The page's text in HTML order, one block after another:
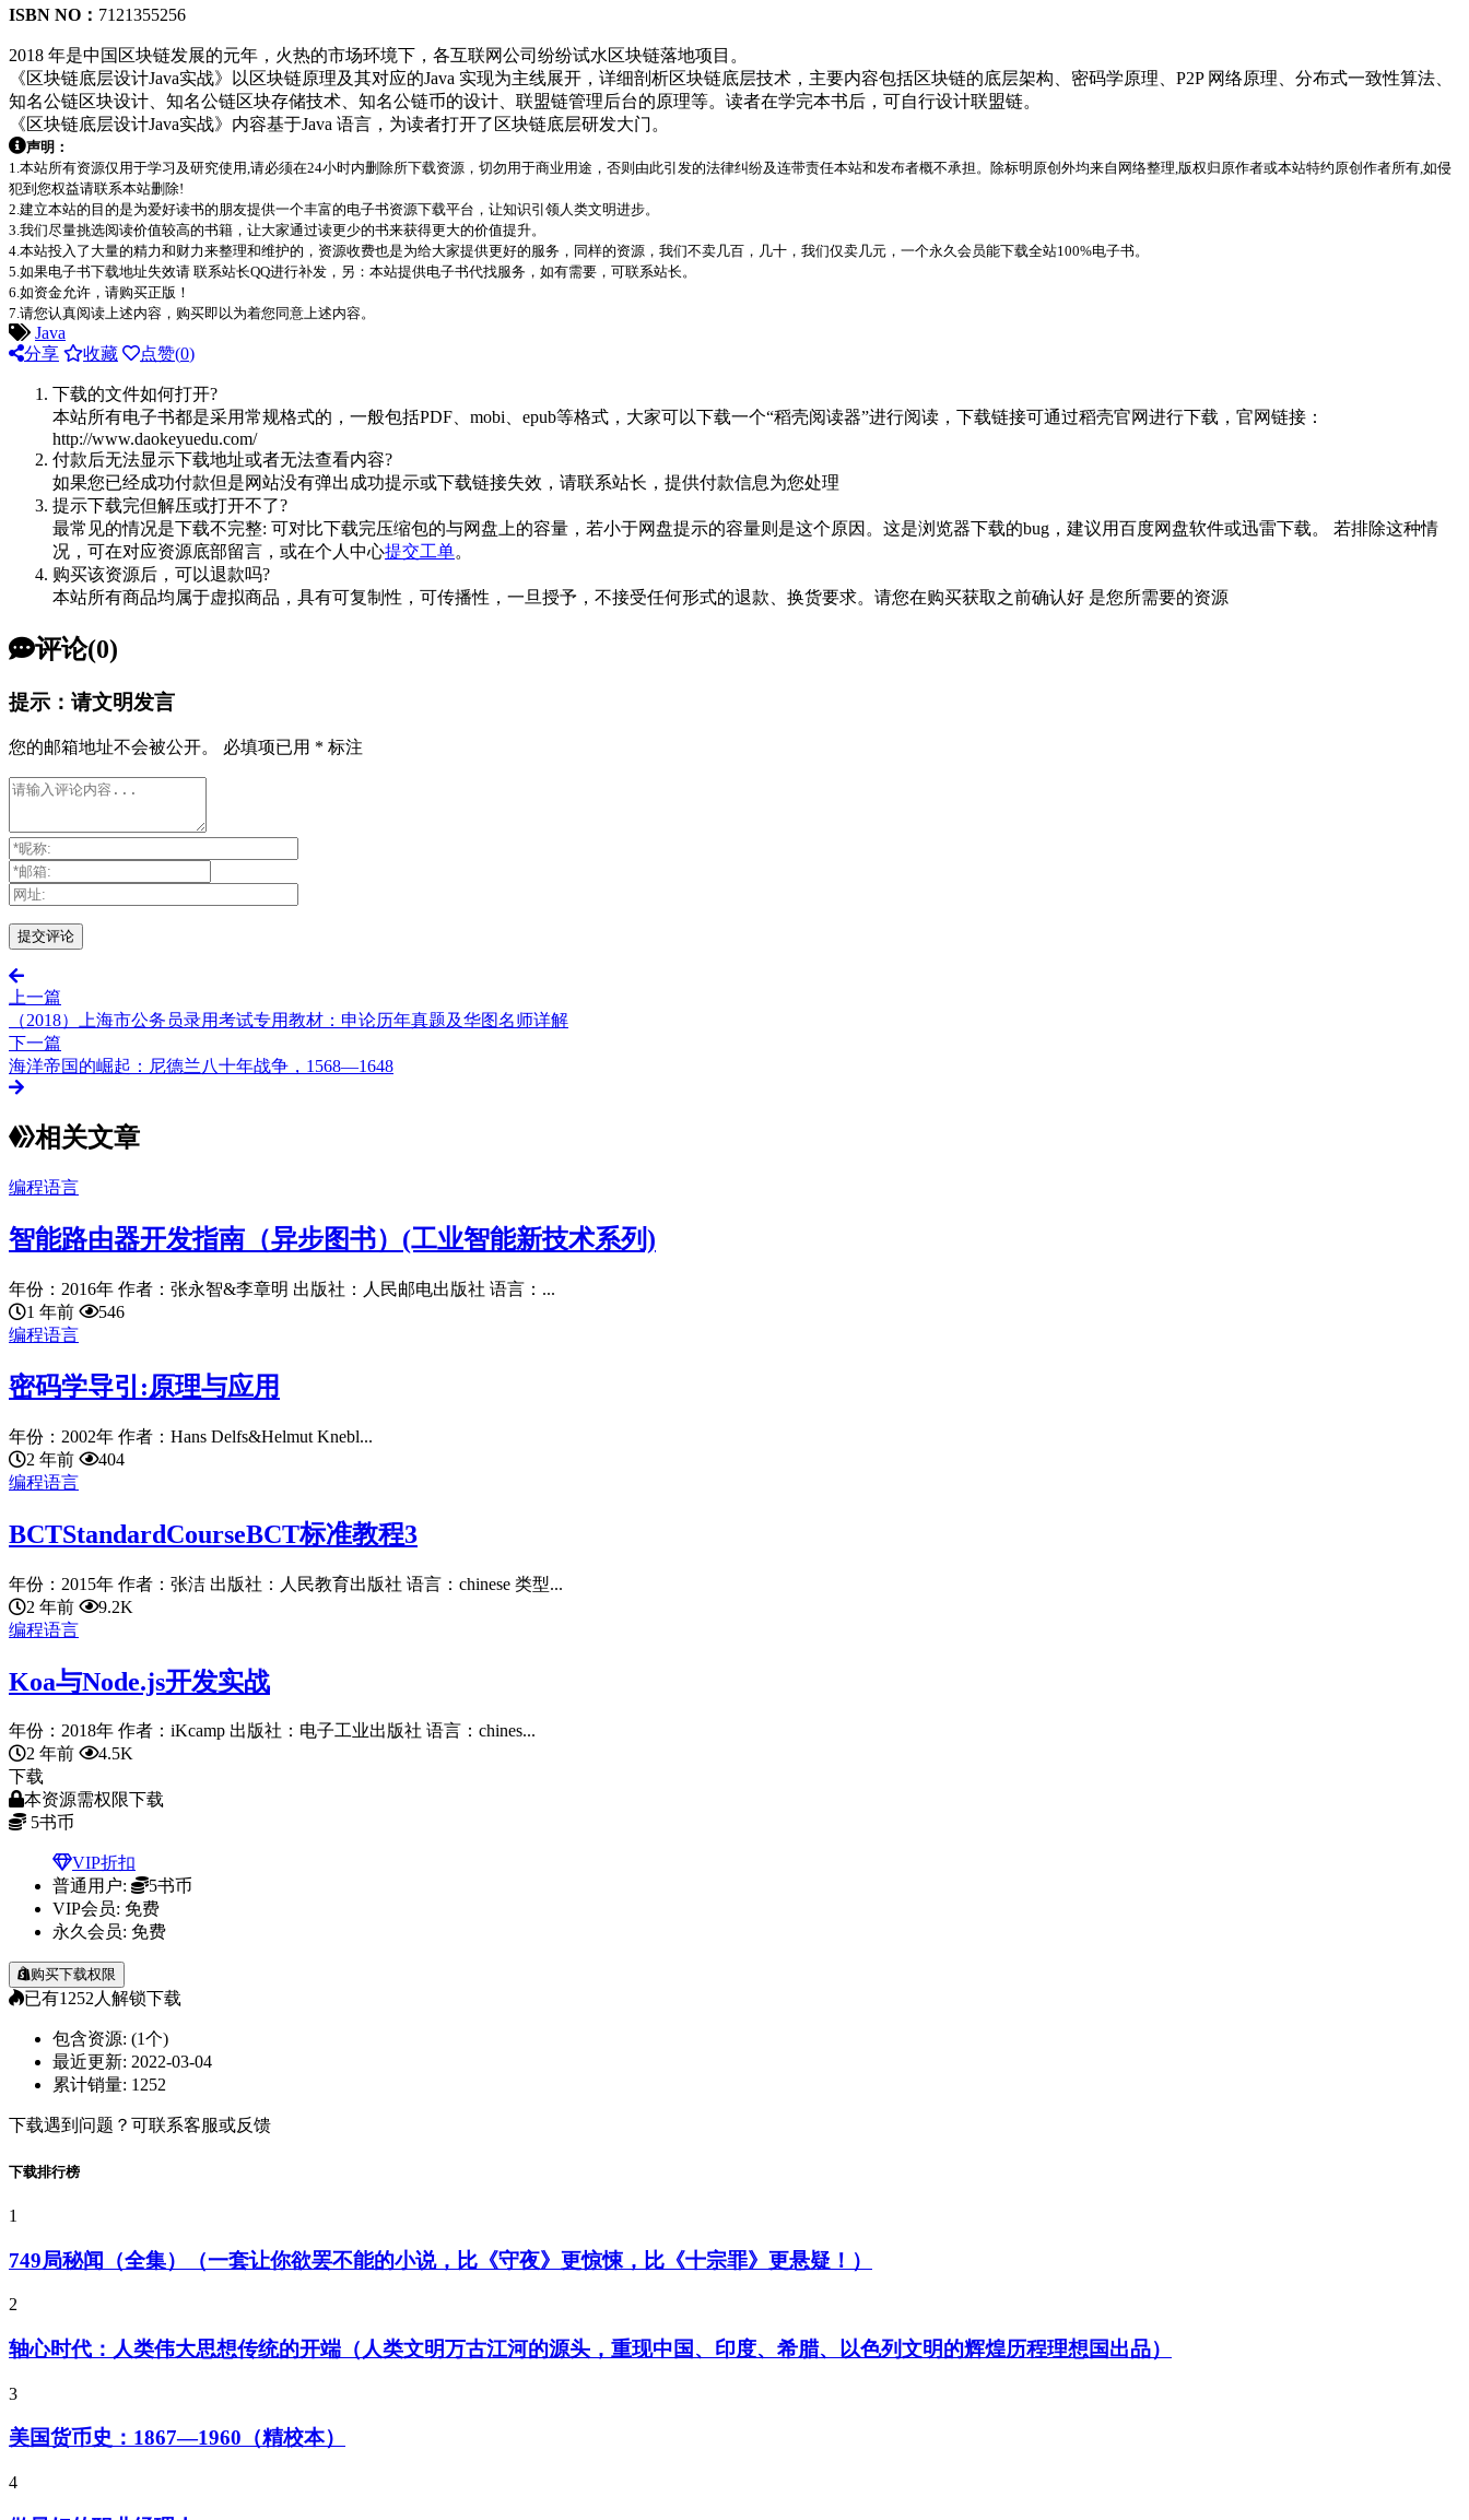
ISBN NO： 7121355256
2018 年是中国区块链发展的元年，火热的市场环境下，各互联网公司纷纷试水区块链落地项目。
《区块链底层设计Java实战》以区块链原理及其对应的Java 实现为主线展开，详细剖析区块链底层技术，主要内容包括区块链的底层架构、密码学原理、P2P 网络原理、分布式一致性算法、
知名公链区块设计、知名公链区块存储技术、知名公链币的设计、联盟链管理后台的原理等。读者在学完本书后，可自行设计联盟链。
《区块链底层设计Java实战》内容基于Java 语言，为读者打开了区块链底层研发大门。
声明：
1.本站所有资源仅用于学习及研究使用,请必须在24小时内删除所下载资源，切勿用于商业用途，否则由此引发的法律纠纷及连带责任本站和发布者概不承担。除标明原创外均来自网络整理,版权归原作者或本站特约原创作者所有,如侵
犯到您权益请联系本站删除!
2.建立本站的目的是为爱好读书的朋友提供一个丰富的电子书资源下载平台，让知识引领人类文明进步。
3.我们尽量挑选阅读价值较高的书籍，让大家通过读更少的书来获得更大的价值提升。
4.本站投入了大量的精力和财力来整理和维护的，资源收费也是为给大家提供更好的服务，同样的资源，我们不卖几百，几十，我们仅卖几元，一个永久会员能下载全站100%电子书。
5.如果电子书下载地址失效请 联系站长QQ进行补发，另：本站提供电子书代找服务，如有需要，可联系站长。
6.如资金允许，请购买正版！
7.请您认真阅读上述内容，购买即以为着您同意上述内容。
Java
分享
收藏 点赞(0)
下载的文件如何打开?
本站所有电子书都是采用常规格式的，一般包括PDF、mobi、epub等格式，大家可以下载一个“稻壳阅读器”进行阅读，下载链接可通过稻壳官网进行下载，官网链接：
http://www.daokeyuedu.com/
付款后无法显示下载地址或者无法查看内容?
如果您已经成功付款但是网站没有弹出成功提示或下载链接失效，请联系站长，提供付款信息为您处理
提示下载完但解压或打开不了?
最常见的情况是下载不完整: 可对比下载完压缩包的与网盘上的容量，若小于网盘提示的容量则是这个原因。这是浏览器下载的bug，建议用百度网盘软件或迅雷下载。 若排除这种情
况，可在对应资源底部留言，或在个人中心提交工单。
购买该资源后，可以退款吗?
本站所有商品均属于虚拟商品，具有可复制性，可传播性，一旦授予，不接受任何形式的退款、换货要求。请您在购买获取之前确认好 是您所需要的资源
评论(0)
提示：请文明发言
您的邮箱地址不会被公开。 必填项已用 * 标注
上一篇
（2018）上海市公务员录用考试专用教材：申论历年真题及华图名师详解
下一篇
海洋帝国的崛起：尼德兰八十年战争，1568—1648
相关文章
编程语言
智能路由器开发指南（异步图书）(工业智能新技术系列)
年份：2016年 作者：张永智&李章明 出版社：人民邮电出版社 语言：...
1 年前
546
编程语言
密码学导引:原理与应用
年份：2002年 作者：Hans Delfs&Helmut Knebl...
2 年前
404
编程语言
BCTStandardCourseBCT标准教程3
年份：2015年 作者：张洁 出版社：人民教育出版社 语言：chinese 类型...
2 年前
9.2K
编程语言
Koa与Node.js开发实战
年份：2018年 作者：iKcamp 出版社：电子工业出版社 语言：chines...
2 年前
4.5K
下载
本资源需权限下载
5书币
VIP折扣
普通用户:
5书币
VIP会员: 免费
永久会员: 免费
购买下载权限
已有1252人解锁下载
包含资源: (1个)
最近更新: 2022-03-04
累计销量: 1252
下载遇到问题？可联系客服或反馈
下载排行榜
1
749局秘闻（全集）（一套让你欲罢不能的小说，比《守夜》更惊悚，比《十宗罪》更悬疑！）
2
轴心时代：人类伟大思想传统的开端（人类文明万古江河的源头，重现中国、印度、希腊、以色列文明的辉煌历程理想国出品）
3
美国货币史：1867—1960（精校本）
4